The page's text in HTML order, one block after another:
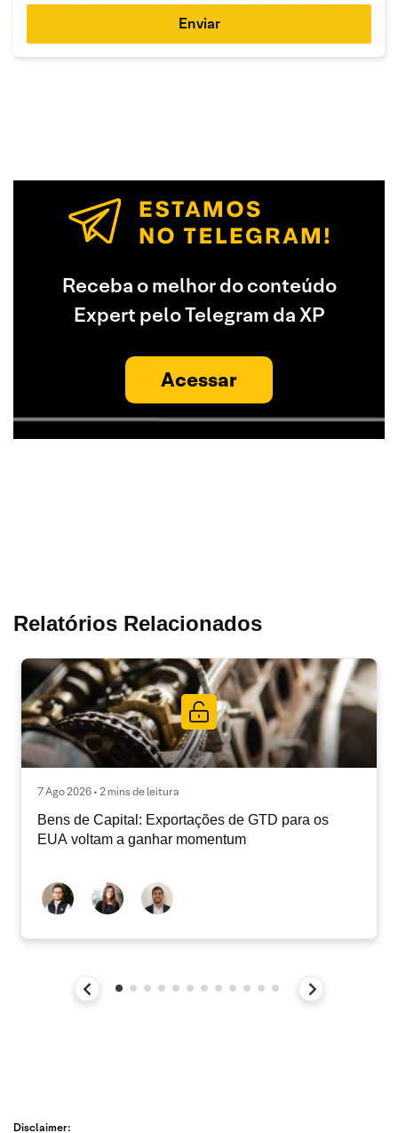
Enviar
Receba o melhor do conteúdo
Expert pelo Telegram da XP
Acessar
Relatórios Relacionados
7 Ago 2026 • 2 mins de leitura
Bens de Capital: Exportações de GTD para os
EUA voltam a ganhar momentum
Disclaimer: